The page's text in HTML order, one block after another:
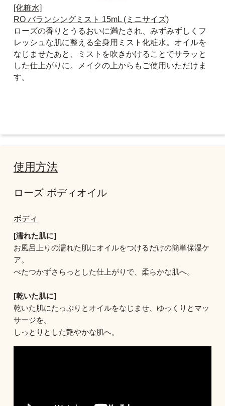
[化粧水]
RO バランシングミスト 15mL (ミニサイズ)
ローズの香りとうるおいに満たされ、みずみずしくフ
レッシュな肌に整える全身用ミスト化粧水。オイルを
なじませたあと、ミストを吹きかけることでサラッと
した仕上がりに。メイクの上からもご使用いただけま
す。
使用方法
ローズ ボディオイル
ボディ
[濡れた肌に]
お風呂上りの濡れた肌にオイルをつけるだけの簡単保湿ケ
ア。
べたつかずさらっとした仕上がりで、柔らかな肌へ。
[乾いた肌に]
乾いた肌にたっぷりとオイルをなじませ、ゆっくりとマッ
サージを。
しっとりとした艶やかな肌へ。